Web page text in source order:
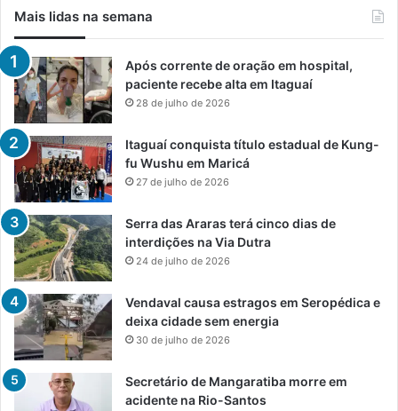
Mais lidas na semana
Após corrente de oração em hospital,
paciente recebe alta em Itaguaí
28 de julho de 2026
Itaguaí conquista título estadual de Kung-
fu Wushu em Maricá
27 de julho de 2026
Serra das Araras terá cinco dias de
interdições na Via Dutra
24 de julho de 2026
Vendaval causa estragos em Seropédica e
deixa cidade sem energia
30 de julho de 2026
Secretário de Mangaratiba morre em
acidente na Rio-Santos